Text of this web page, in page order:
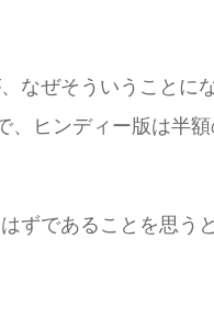
なぜそういうことに
ヒンディー版は半
ずであることを思う